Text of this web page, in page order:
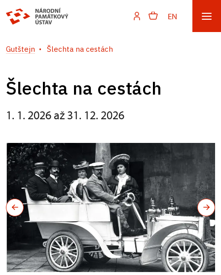
EN
Gutštejn Šlechta na cestách
Šlechta na cestách
1. 1. 2026 až 31. 12. 2026